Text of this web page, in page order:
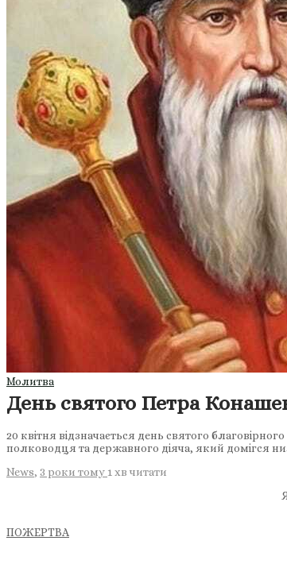
Молитва
День святого Петра
20 квітня відзначається день святого
полководця та державного діяча, який домігся
News, 3 роки тому 1 хв читати
ПОЖЕРТВА